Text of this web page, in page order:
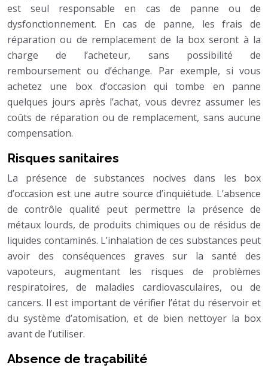
est seul responsable en cas de panne ou de
dysfonctionnement. En cas de panne, les frais de
réparation ou de remplacement de la box seront à la
charge de l’acheteur, sans possibilité de
remboursement ou d’échange. Par exemple, si vous
achetez une box d’occasion qui tombe en panne
quelques jours après l’achat, vous devrez assumer les
coûts de réparation ou de remplacement, sans aucune
compensation.
Risques sanitaires
La présence de substances nocives dans les box
d’occasion est une autre source d’inquiétude. L’absence
de contrôle qualité peut permettre la présence de
métaux lourds, de produits chimiques ou de résidus de
liquides contaminés. L’inhalation de ces substances peut
avoir des conséquences graves sur la santé des
vapoteurs, augmentant les risques de problèmes
respiratoires, de maladies cardiovasculaires, ou de
cancers. Il est important de vérifier l’état du réservoir et
du système d’atomisation, et de bien nettoyer la box
avant de l’utiliser.
Absence de traçabilité